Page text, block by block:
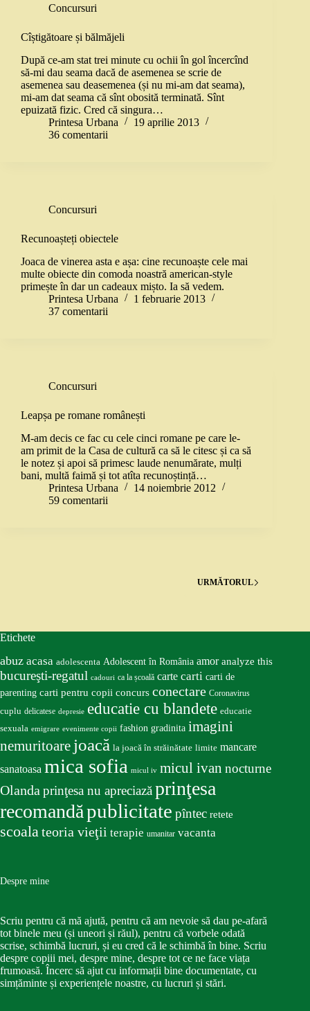
Concursuri
Cîștigătoare și bălmăjeli
După ce-am stat trei minute cu ochii în gol încercînd
să-mi dau seama dacă de asemenea se scrie de
asemenea sau deasemenea (și nu mi-am dat seama),
mi-am dat seama că sînt obosită terminată. Sînt
epuizată fizic. Cred că singura…
Printesa Urbana
19 aprilie 2013
36 comentarii
Concursuri
Recunoașteți obiectele
Joaca de vinerea asta e așa: cine recunoaște cele mai
multe obiecte din comoda noastră american-style
primește în dar un cadeaux mișto. Ia să vedem.
Printesa Urbana
1 februarie 2013
37 comentarii
Concursuri
Leapșa pe romane românești
M-am decis ce fac cu cele cinci romane pe care le-
am primit de la Casa de cultură ca să le citesc și ca să
le notez și apoi să primesc laude nenumărate, mulți
bani, multă faimă și tot atîta recunoștință…
Printesa Urbana
14 noiembrie 2012
59 comentarii
URMĂTORUL
Etichete
abuz acasa adolescenta Adolescent în România amor analyze this
bucureşti-regatul cadouri ca la școală carte carti carti de
parenting carti pentru copii concurs conectare Coronavirus
cuplu delicatese depresie educatie cu blandete educatie
sexuala emigrare evenimente copii fashion gradinita imagini
nemuritoare joacă la joacă în străinătate limite mancare
sanatoasa mica sofia micul iv micul ivan nocturne
Olandaprinţesa nu apreciazăprinţesa
recomandăpublicitate pîntec retete
scoalateoria vieţii terapie umanitar vacanta
Despre mine
Scriu pentru că mă ajută, pentru că am nevoie să dau pe-afară
tot binele meu (și uneori și răul), pentru că vorbele odată
scrise, schimbă lucruri, și eu cred că le schimbă în bine. Scriu
despre copiii mei, despre mine, despre tot ce ne face viața
frumoasă. Încerc să ajut cu informații bine documentate, cu
simțăminte și experiențele noastre, cu lucruri și stări.